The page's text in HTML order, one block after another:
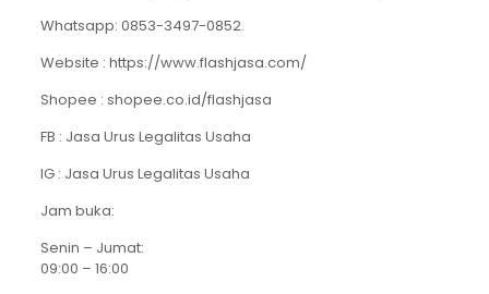
Whatsapp: 0853-3497-0852.
Website : https://www.flashjasa.com/
Shopee : shopee.co.id/flashjasa
FB : Jasa Urus Legalitas Usaha
IG : Jasa Urus Legalitas Usaha
Jam buka:
Senin – Jumat:
09:00 – 16:00